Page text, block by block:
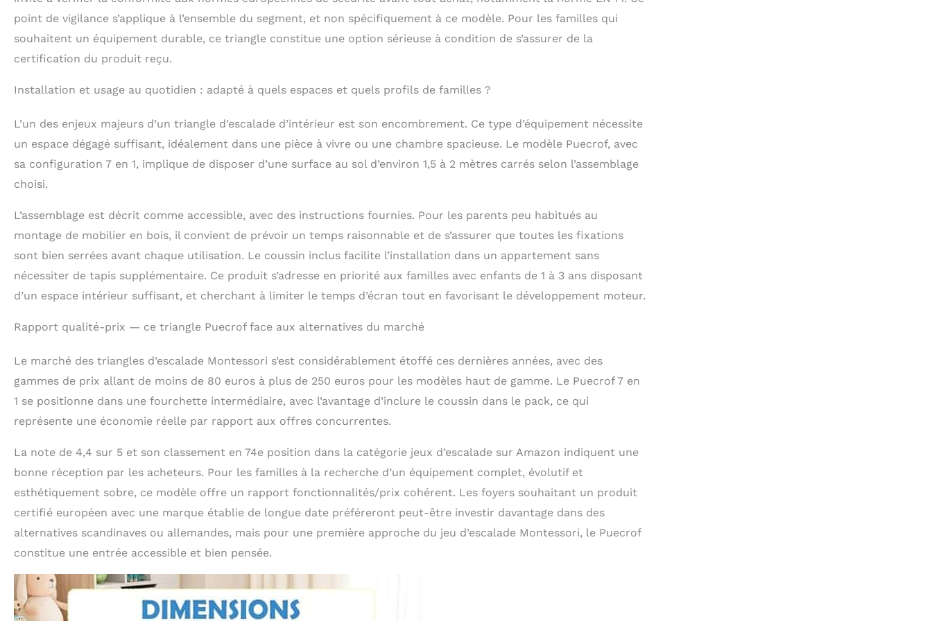
point de vigilance s’applique à l’ensemble du segment, et non spécifiquement à ce modèle. Pour les familles qui
souhaitent un équipement durable, ce triangle constitue une option sérieuse à condition de s’assurer de la
certification du produit reçu.
Installation et usage au quotidien : adapté à quels espaces et quels profils de familles ?
L’un des enjeux majeurs d’un triangle d’escalade d’intérieur est son encombrement. Ce type d’équipement nécessite
un espace dégagé suffisant, idéalement dans une pièce à vivre ou une chambre spacieuse. Le modèle Puecrof, avec
sa configuration 7 en 1, implique de disposer d’une surface au sol d’environ 1,5 à 2 mètres carrés selon l’assemblage
choisi.
L’assemblage est décrit comme accessible, avec des instructions fournies. Pour les parents peu habitués au
montage de mobilier en bois, il convient de prévoir un temps raisonnable et de s’assurer que toutes les fixations
sont bien serrées avant chaque utilisation. Le coussin inclus facilite l’installation dans un appartement sans
nécessiter de tapis supplémentaire. Ce produit s’adresse en priorité aux familles avec enfants de 1 à 3 ans disposant
d’un espace intérieur suffisant, et cherchant à limiter le temps d’écran tout en favorisant le développement moteur.
Rapport qualité-prix — ce triangle Puecrof face aux alternatives du marché
Le marché des triangles d’escalade Montessori s’est considérablement étoffé ces dernières années, avec des
gammes de prix allant de moins de 80 euros à plus de 250 euros pour les modèles haut de gamme. Le Puecrof 7 en
1 se positionne dans une fourchette intermédiaire, avec l’avantage d’inclure le coussin dans le pack, ce qui
représente une économie réelle par rapport aux offres concurrentes.
La note de 4,4 sur 5 et son classement en 74e position dans la catégorie jeux d’escalade sur Amazon indiquent une
bonne réception par les acheteurs. Pour les familles à la recherche d’un équipement complet, évolutif et
esthétiquement sobre, ce modèle offre un rapport fonctionnalités/prix cohérent. Les foyers souhaitant un produit
certifié européen avec une marque établie de longue date préféreront peut-être investir davantage dans des
alternatives scandinaves ou allemandes, mais pour une première approche du jeu d’escalade Montessori, le Puecrof
constitue une entrée accessible et bien pensée.